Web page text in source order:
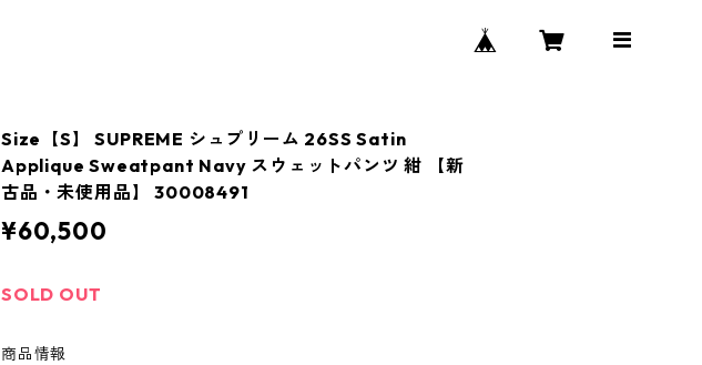
Size【S】 SUPREME シュプリーム 26SS Satin
Applique Sweatpant Navy スウェットパンツ 紺 【新
古品・未使用品】 30008491
¥60,500
SOLD OUT
商品情報